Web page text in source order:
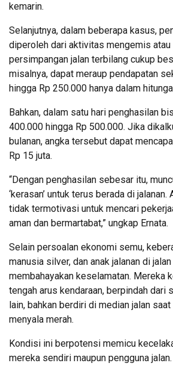
kemarin.
Selanjutnya, dalam beberapa kasus,
diperoleh dari aktivitas mengemis atau
persimpangan jalan terbilang cukup
misalnya, dapat meraup pendapatan
hingga Rp 250.000 hanya dalam
Bahkan, dalam satu hari penghasilan
400.000 hingga Rp 500.000. Jika
bulanan, angka tersebut dapat
Rp 15 juta.
“Dengan penghasilan sebesar itu,
‘kerasan’ untuk terus berada di
tidak termotivasi untuk mencari
aman dan bermartabat,” ungkap Ernata.
Selain persoalan ekonomi semu,
manusia silver, dan anak jalanan di
membahayakan keselamatan. Mereka
tengah arus kendaraan, berpindah dari
lain, bahkan berdiri di median jalan
menyala merah.
Kondisi ini berpotensi memicu
mereka sendiri maupun pengguna